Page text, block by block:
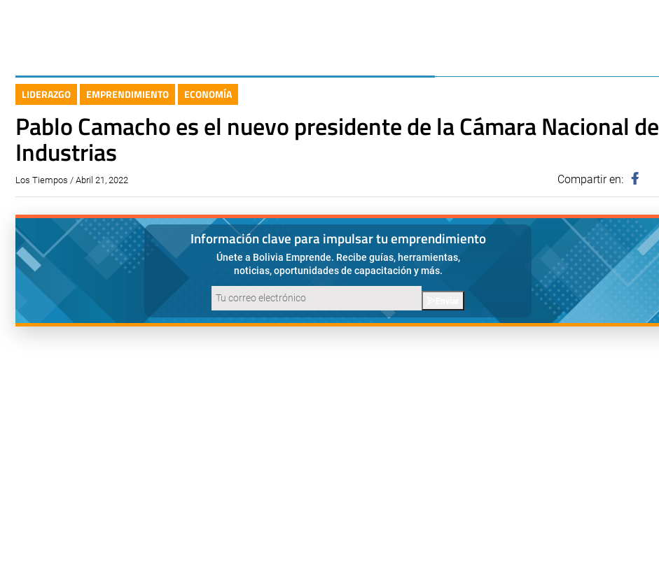
LIDERAZGO EMPRENDIMIENTO ECONOMÍA
Pablo Camacho es el nuevo presidente de la Cámara Nacional de
Industrias
Los Tiempos / Abril 21, 2022 Compartir en:
Información clave para impulsar tu emprendimiento
Únete a Bolivia Emprende. Recibe guías, herramientas,
noticias, oportunidades de capacitación y más.